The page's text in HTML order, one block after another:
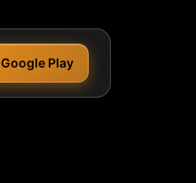
Google Play